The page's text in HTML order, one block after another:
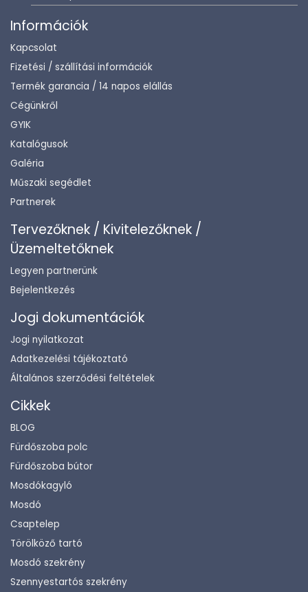
Információk
Kapcsolat
Fizetési / szállítási információk
Termék garancia / 14 napos elállás
Cégünkről
GYIK
Katalógusok
Galéria
Műszaki segédlet
Partnerek
Tervezőknek / Kivitelezőknek /
Üzemeltetőknek
Legyen partnerünk
Bejelentkezés
Jogi dokumentációk
Jogi nyilatkozat
Adatkezelési tájékoztató
Általános szerződési feltételek
Cikkek
BLOG
Fürdőszoba polc
Fürdőszoba bútor
Mosdókagyló
Mosdó
Csaptelep
Törölköző tartó
Mosdó szekrény
Szennyestartós szekrény